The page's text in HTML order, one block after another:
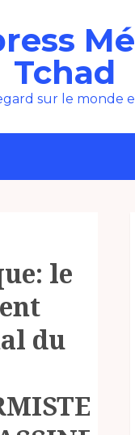
Tchad
sur le monde
le
du